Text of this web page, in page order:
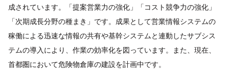
成されています。「提案営業力の強化」「コスト競争力の強化」
「次期成⻑分野の種まき」です。成果として営業情報システムの
稼働による迅速な情報の共有や基幹システムと連動したサブシス
テムの導入により、作業の効率化を図っています。また、現在、
首都圏において危険物倉庫の建設を計画中です。